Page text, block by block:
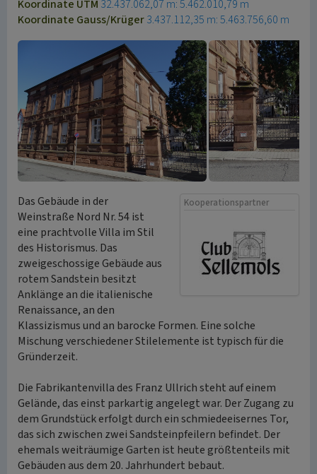
Koordinate UTM 32.437.062,07 m: 5.462.010,79 m
Koordinate Gauss/Krüger3.437.112,35 m: 5.463.756,60 m
Kooperationspartner
Das Gebäude in der
Weinstraße Nord Nr. 54 ist
eine prachtvolle Villa im Stil
des Historismus. Das
zweigeschossige Gebäude aus
rotem Sandstein besitzt
Anklänge an die italienische
Renaissance, an den
Klassizismus und an barocke Formen. Eine solche
Mischung verschiedener Stilelemente ist typisch für die
Gründerzeit.
Die Fabrikantenvilla des Franz Ullrich steht auf einem
Gelände, das einst parkartig angelegt war. Der Zugang zu
dem Grundstück erfolgt durch ein schmiedeeisernes Tor,
das sich zwischen zwei Sandsteinpfeilern befindet. Der
ehemals weiträumige Garten ist heute größtenteils mit
Gebäuden aus dem 20. Jahrhundert bebaut.